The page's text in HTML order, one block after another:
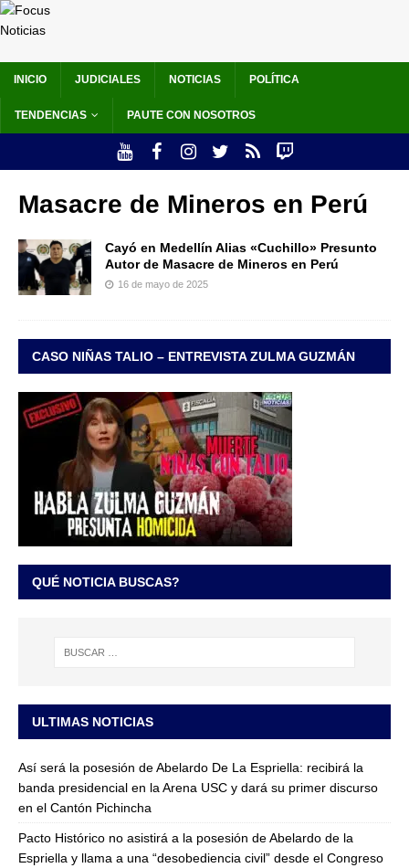
INICIO JUDICIALES NOTICIAS POLÍTICA
TENDENCIAS PAUTE CON NOSOTROS
Masacre de Mineros en Perú
Cayó en Medellín Alias «Cuchillo» Presunto
Autor de Masacre de Mineros en Perú
16 de mayo de 2025
CASO NIÑAS TALIO – ENTREVISTA ZULMA GUZMÁN
QUÉ NOTICIA BUSCAS?
ULTIMAS NOTICIAS
Así será la posesión de Abelardo De La Espriella: recibirá la
banda presidencial en la Arena USC y dará su primer discurso
en el Cantón Pichincha
Pacto Histórico no asistirá a la posesión de Abelardo de la
Espriella y llama a una “desobediencia civil” desde el Congreso